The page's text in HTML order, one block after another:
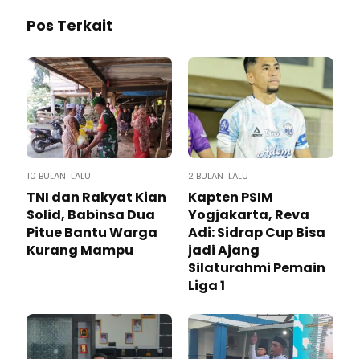
Pos Terkait
10 BULAN LALU
TNI dan Rakyat Kian
Solid, Babinsa Dua
Pitue Bantu Warga
Kurang Mampu
2 BULAN LALU
Kapten PSIM
Yogjakarta, Reva
Adi: Sidrap Cup Bisa
jadi Ajang
Silaturahmi Pemain
Liga 1